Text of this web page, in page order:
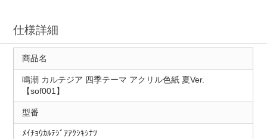
仕様詳細
商品名
鳴潮 カルテジア 四季テーマ アクリル色紙 夏Ver.
【sof001】
型番
ﾒｲﾁｮｳｶﾙﾃｼﾞｱｱｸｼｷｼﾅﾂ